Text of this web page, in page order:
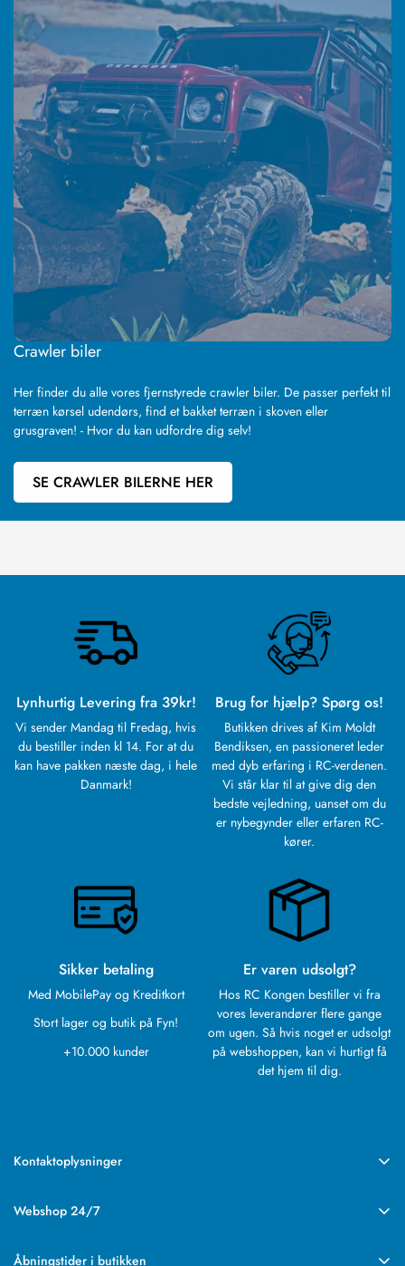
Crawler biler
Her finder du alle vores fjernstyrede crawler biler. De passer perfekt til
terræn kørsel udendørs, find et bakket terræn i skoven eller
grusgraven! - Hvor du kan udfordre dig selv!
SE CRAWLER BILERNE HER
Lynhurtig Levering fra 39kr!
Vi sender Mandag til Fredag, hvis
du bestiller inden kl 14. For at du
kan have pakken næste dag, i hele
Danmark!
Brug for hjælp? Spørg os!
Butikken drives af Kim Moldt
Bendiksen, en passioneret leder
med dyb erfaring i RC-verdenen.
Vi står klar til at give dig den
bedste vejledning, uanset om du
er nybegynder eller erfaren RC-
kører.
Sikker betaling
Med MobilePay og Kreditkort
Stort lager og butik på Fyn!
+10.000 kunder
Er varen udsolgt?
Hos RC Kongen bestiller vi fra
vores leverandører flere gange
om ugen. Så hvis noget er udsolgt
på webshoppen, kan vi hurtigt få
det hjem til dig.
Kontaktoplysninger
Rebslagervej 6
Webshop 24/7
Ordre afsendes mandag til fredag.
Åbningstider i butikken